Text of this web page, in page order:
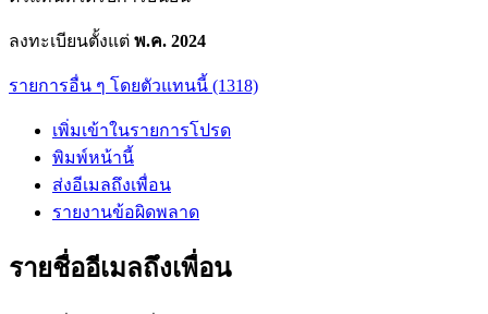
ลงทะเบียนตั้งแต่ พ.ค. 2024
รายการอื่น ๆ โดยตัวแทนนี้ (1318)
เพิ่มเข้าในรายการโปรด
พิมพ์หน้านี้
ส่งอีเมลถึงเพื่อน
รายงานข้อผิดพลาด
รายชื่ออีเมลถึงเพื่อน